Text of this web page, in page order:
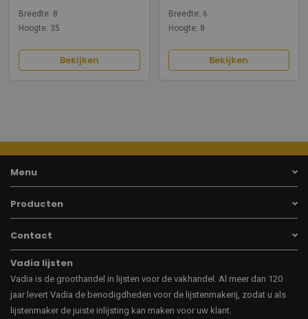
Breedte: 8
Hoogte: 35
Bekijken
Breedte: 6
Hoogte: 8
Bekijken
Menu
Producten
Contact
Vadia lijsten
Vadia is de groothandel in lijsten voor de vakhandel. Al meer dan 120
jaar levert Vadia de benodigdheden voor de lijstenmakerij, zodat u als
lijstenmaker de juiste inlijsting kan maken voor uw klant.